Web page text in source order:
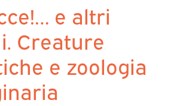
e altri
Creature
e zoologia